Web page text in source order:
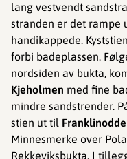
lang vestvendt
stranden er det rampe
handikappede.
forbi badeplassen.
nordsiden av bukta,
Kjeholmen med fine
mindre sandstrender.
stien ut til
Minnesmerke over
Rekkeviksbukta. I